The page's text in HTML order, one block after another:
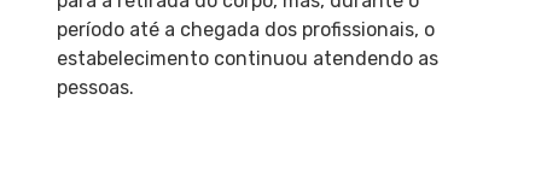
período até a chegada dos profissionais, o
estabelecimento continuou atendendo as
pessoas.